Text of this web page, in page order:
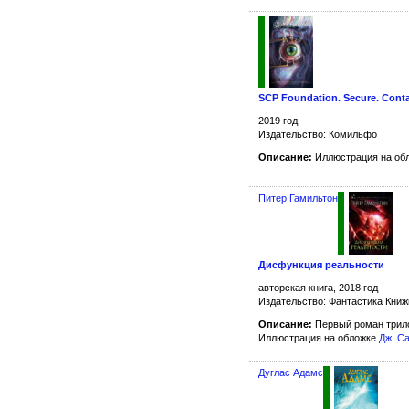
SCP Foundation. Secure.
2019 год
Издательство: Комильфо
Описание: Иллюстрация на
Питер Гамильтон
Дисфункция реальности
авторская книга, 2018 год
Издательство: Фантастика
Описание: Первый роман
Иллюстрация на обложке Дж.
Дуглас Адамс